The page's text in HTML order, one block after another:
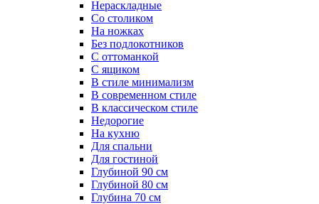
Нераскладные
Со столиком
На ножках
Без подлокотников
С оттоманкой
С ящиком
В стиле минимализм
В современном стиле
В классическом стиле
Недорогие
На кухню
Для спальни
Для гостиной
Глубиной 90 см
Глубиной 80 см
Глубина 70 см